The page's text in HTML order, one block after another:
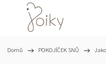
Domů / POKOJÍČEK SNŮ /